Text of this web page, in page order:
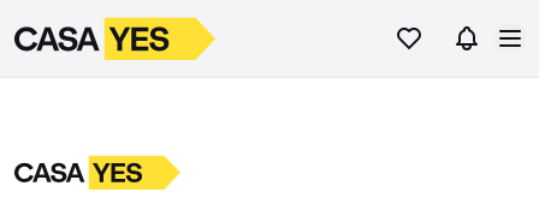
Aller auxAller
LogoAller à la page d’accueil
LogoAller à la page d’accueil